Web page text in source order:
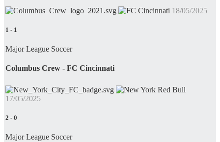
18/05/2025
1 - 1
Major League Soccer
Columbus Crew - FC Cincinnati
17/05/2025
2 - 0
Major League Soccer